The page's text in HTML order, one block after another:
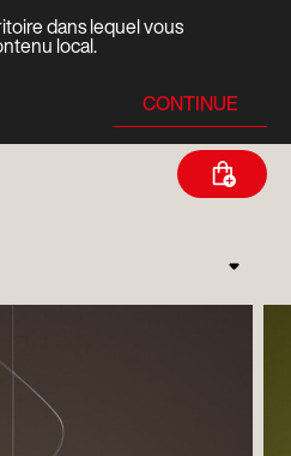
dans lequel vous
local.
CONTINUE